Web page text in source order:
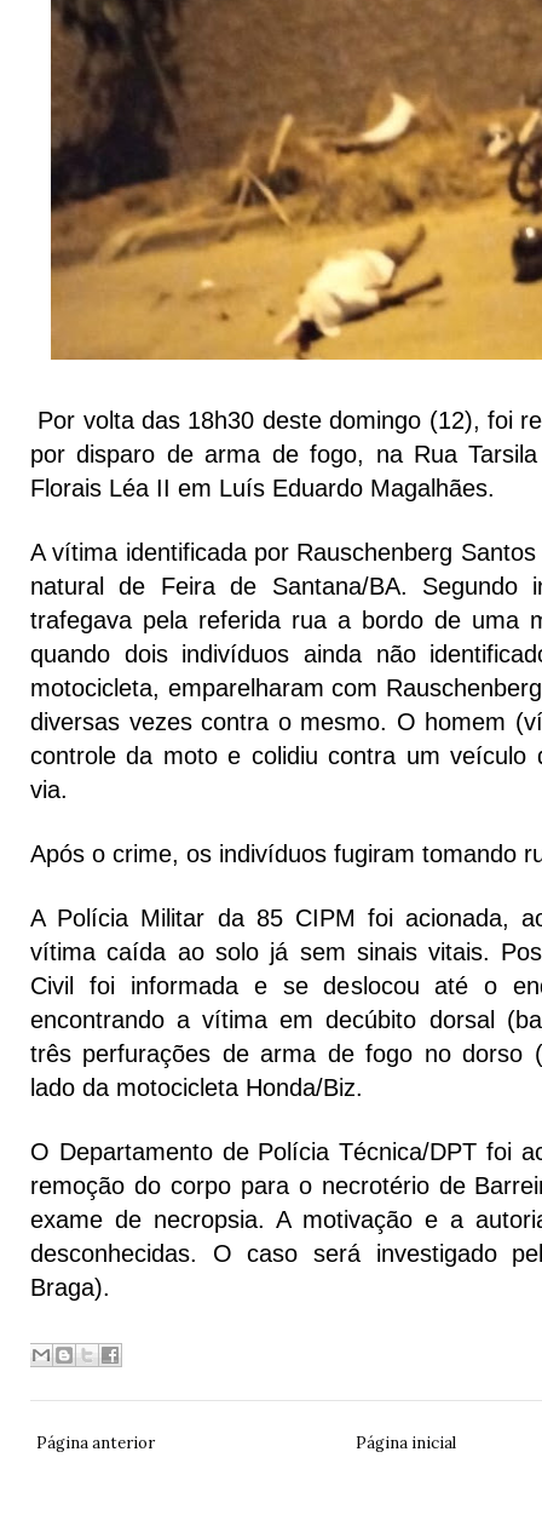
Por volta das 18h30 deste domingo (12), foi
por disparo de arma de fogo, na Rua
Florais Léa II em Luís Eduardo Magalhães.
A vítima identificada por Rauschenberg
natural de Feira de Santana/BA. Segundo
trafegava pela referida rua a bordo de uma
quando dois indivíduos ainda não
motocicleta, emparelharam com
diversas vezes contra o mesmo. O homem
controle da moto e colidiu contra um veículo
via.
Após o crime, os indivíduos fugiram tomando
A Polícia Militar da 85 CIPM foi acionada,
vítima caída ao solo já sem sinais vitais.
Civil foi informada e se deslocou até o
encontrando a vítima em decúbito dorsal
três perfurações de arma de fogo no dorso
lado da motocicleta Honda/Biz.
O Departamento de Polícia Técnica/DPT foi
remoção do corpo para o necrotério de
exame de necropsia. A motivação e a
desconhecidas. O caso será investigado
Braga).
Página anterior Página inicial